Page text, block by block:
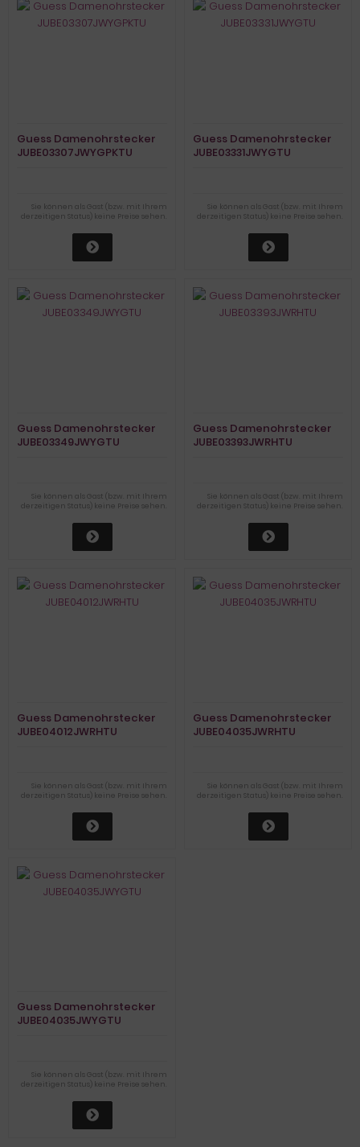
Guess Damenohrstecker
JUBE03307JWYGPKTU
Sie können als Gast (bzw. mit Ihrem
derzeitigen Status) keine Preise sehen.
Guess Damenohrstecker
JUBE03331JWYGTU
Sie können als Gast (bzw. mit Ihrem
derzeitigen Status) keine Preise sehen.
Guess Damenohrstecker
JUBE03349JWYGTU
Sie können als Gast (bzw. mit Ihrem
derzeitigen Status) keine Preise sehen.
Guess Damenohrstecker
JUBE03393JWRHTU
Sie können als Gast (bzw. mit Ihrem
derzeitigen Status) keine Preise sehen.
Guess Damenohrstecker
JUBE04012JWRHTU
Sie können als Gast (bzw. mit Ihrem
derzeitigen Status) keine Preise sehen.
Guess Damenohrstecker
JUBE04035JWRHTU
Sie können als Gast (bzw. mit Ihrem
derzeitigen Status) keine Preise sehen.
Guess Damenohrstecker
JUBE04035JWYGTU
Sie können als Gast (bzw. mit Ihrem
derzeitigen Status) keine Preise sehen.